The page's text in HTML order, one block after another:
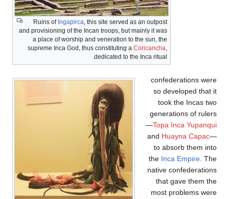
Ruins ofIngapirca, this site served as an outpost
and provisioning of the Incan troops, but mainly it was
a place of worship and veneration to the sun, the
supreme Inca God, thus constituting a
dedicated to the Inca ritual.
so
took the
generations
—Topa Inca
andHuayna
to absorb
theInca
native
that gave
most